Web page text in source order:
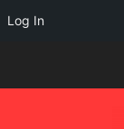
Log In